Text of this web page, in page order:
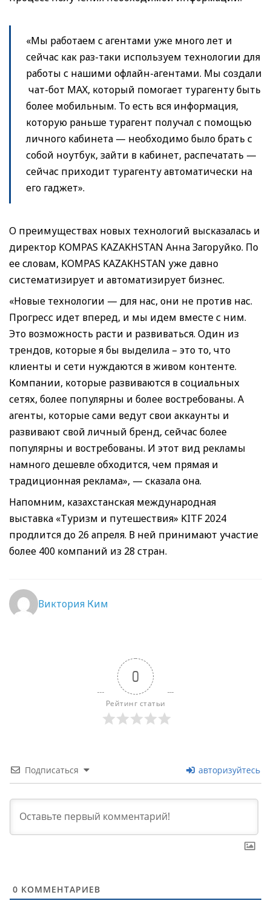
«Мы работаем с агентами уже много лет и
сейчас как раз-таки используем технологии для
работы с нашими офлайн-агентами. Мы создали
чат-бот МАХ, который помогает турагенту быть
более мобильным. То есть вся информация,
которую раньше турагент получал с помощью
личного кабинета — необходимо было брать с
собой ноутбук, зайти в кабинет, распечатать —
сейчас приходит турагенту автоматически на
его гаджет».
О преимуществах новых технологий высказалась и
директор KOMPAS KAZAKHSTAN Анна Загоруйко. По
ее словам, KOMPAS KAZAKHSTAN уже давно
систематизирует и автоматизирует бизнес.
«Новые технологии — для нас, они не против нас.
Прогресс идет вперед, и мы идем вместе с ним.
Это возможность расти и развиваться. Один из
трендов, которые я бы выделила – это то, что
клиенты и сети нуждаются в живом контенте.
Компании, которые развиваются в социальных
сетях, более популярны и более востребованы. А
агенты, которые сами ведут свои аккаунты и
развивают свой личный бренд, сейчас более
популярны и востребованы. И этот вид рекламы
намного дешевле обходится, чем прямая и
традиционная реклама», — сказала она.
Напомним, казахстанская международная
выставка «Туризм и путешествия» KITF 2024
продлится до 26 апреля. В ней принимают участие
более 400 компаний из 28 стран.
Виктория Ким
0
Рейтинг статьи
Подписаться авторизуйтесь
0 КОММЕНТАРИЕВ